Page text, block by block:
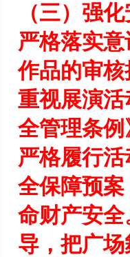
（三）强
严格落实
作品的审
重视展演
全管理条
严格履行
全保障预
命财产安
导，把广